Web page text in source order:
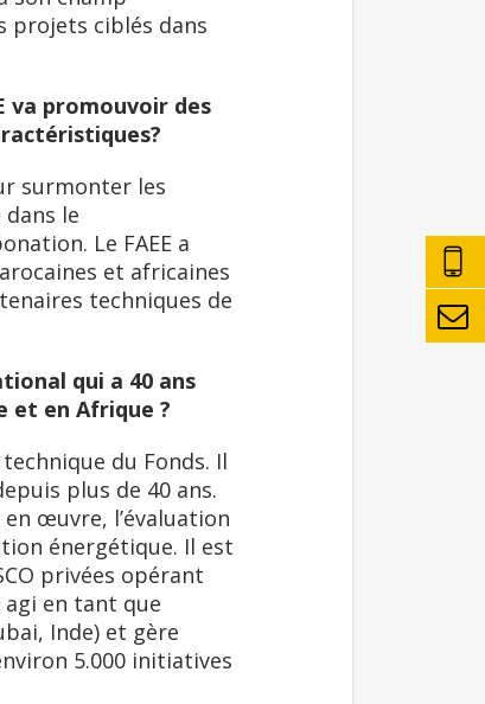
projets ciblés dans
va promouvoir des
surmonter les
le
Le FAEE a
et africaines
techniques de
qui a 40 ans
et en Afrique ?
du Fonds. Il
plus de 40 ans.
œuvre, l’évaluation
énergétique. Il est
privées opérant
agi en tant que
Inde) et gère
5.000 initiatives